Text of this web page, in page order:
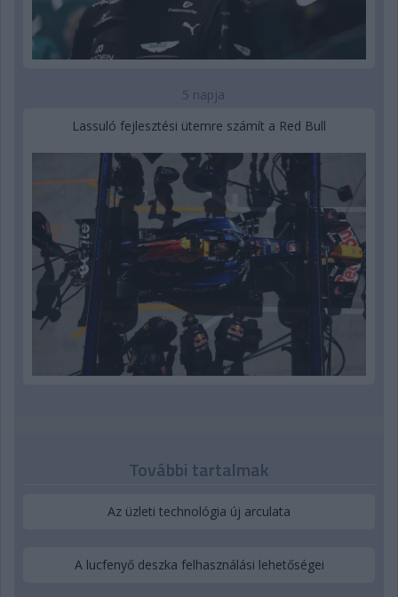
5 napja
Lassuló fejlesztési ütemre számít a Red Bull
További tartalmak
Az üzleti technológia új arculata
A lucfenyő deszka felhasználási lehetőségei